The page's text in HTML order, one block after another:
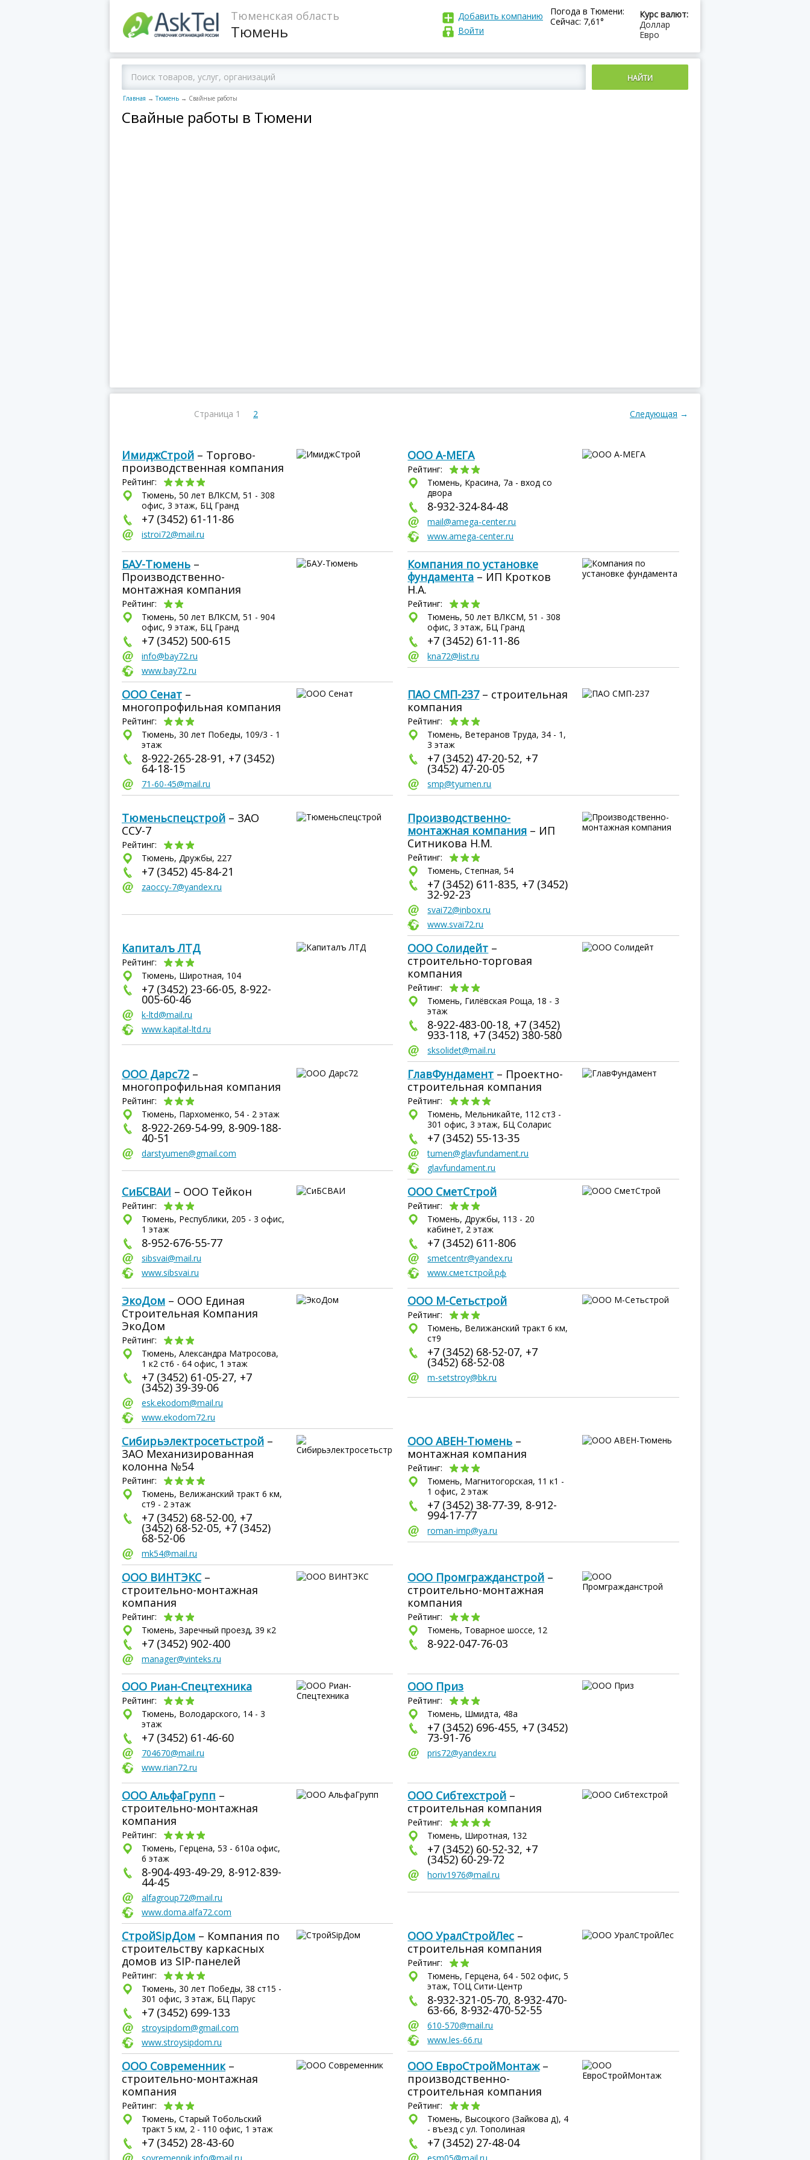
Тюменская область
Тюмень
Курс валют:
Доллар
Евро
Погода в Тюмени:
Сейчас: 7,61°
Добавить компанию
Войти
Главная → Тюмень → Свайные работы
Свайные работы в Тюмени
Следующая →
Страница 1 2
ИмиджСтрой – Торгово-
производственная компания
Рейтинг:
Тюмень, 50 лет ВЛКСМ, 51 - 308
офис, 3 этаж, БЦ Гранд
+7 (3452) 61-11-86
istroi72@mail.ru
ООО А-МЕГА
Рейтинг:
Тюмень, Красина, 7а - вход со
двора
8-932-324-84-48
mail@amega-center.ru
www.amega-center.ru
БАУ-Тюмень –
Производственно-
монтажная компания
Рейтинг:
Тюмень, 50 лет ВЛКСМ, 51 - 904
офис, 9 этаж, БЦ Гранд
+7 (3452) 500-615
info@bay72.ru
www.bay72.ru
Компания по установке
фундамента – ИП Кротков
Н.А.
Рейтинг:
Тюмень, 50 лет ВЛКСМ, 51 - 308
офис, 3 этаж, БЦ Гранд
+7 (3452) 61-11-86
kna72@list.ru
ООО Сенат –
многопрофильная компания
Рейтинг:
Тюмень, 30 лет Победы, 109/3 - 1
этаж
8-922-265-28-91, +7 (3452)
64-18-15
71-60-45@mail.ru
ПАО СМП-237– строительная
компания
Рейтинг:
Тюмень, Ветеранов Труда, 34 - 1,
3 этаж
+7 (3452) 47-20-52, +7
(3452) 47-20-05
smp@tyumen.ru
Тюменьспецстрой – ЗАО
ССУ-7
Рейтинг:
Тюмень, Дружбы, 227
+7 (3452) 45-84-21
zaoccy-7@yandex.ru
Производственно-
монтажная компания – ИП
Ситникова Н.М.
Рейтинг:
Тюмень, Степная, 54
+7 (3452) 611-835, +7 (3452)
32-92-23
svai72@inbox.ru
www.svai72.ru
Капиталъ ЛТД
Рейтинг:
Тюмень, Широтная, 104
+7 (3452) 23-66-05, 8-922-
005-60-46
k-ltd@mail.ru
www.kapital-ltd.ru
ООО Солидейт –
строительно-торговая
компания
Рейтинг:
Тюмень, Гилёвская Роща, 18 - 3
этаж
8-922-483-00-18, +7 (3452)
933-118, +7 (3452) 380-580
sksolidet@mail.ru
ООО Дарс72 –
многопрофильная компания
Рейтинг:
Тюмень, Пархоменко, 54 - 2 этаж
8-922-269-54-99, 8-909-188-
40-51
darstyumen@gmail.com
ГлавФундамент – Проектно-
строительная компания
Рейтинг:
Тюмень, Мельникайте, 112 ст3 -
301 офис, 3 этаж, БЦ Соларис
+7 (3452) 55-13-35
tumen@glavfundament.ru
glavfundament.ru
СиБСВАИ – ООО Тейкон
Рейтинг:
Тюмень, Республики, 205 - 3 офис,
1 этаж
8-952-676-55-77
sibsvai@mail.ru
www.sibsvai.ru
ООО СметСтрой
Рейтинг:
Тюмень, Дружбы, 113 - 20
кабинет, 2 этаж
+7 (3452) 611-806
smetcentr@yandex.ru
www.сметстрой.рф
ЭкоДом – ООО Единая
Строительная Компания
ЭкоДом
Рейтинг:
Тюмень, Александра Матросова,
1 к2 ст6 - 64 офис, 1 этаж
+7 (3452) 61-05-27, +7
(3452) 39-39-06
esk.ekodom@mail.ru
www.ekodom72.ru
ООО М-Сетьстрой
Рейтинг:
Тюмень, Велижанский тракт 6 км,
ст9
+7 (3452) 68-52-07, +7
(3452) 68-52-08
m-setstroy@bk.ru
Сибирьэлектросетьстрой –
ЗАО Механизированная
колонна №54
Рейтинг:
Тюмень, Велижанский тракт 6 км,
ст9 - 2 этаж
+7 (3452) 68-52-00, +7
(3452) 68-52-05, +7 (3452)
68-52-06
mk54@mail.ru
ООО АВЕН-Тюмень –
монтажная компания
Рейтинг:
Тюмень, Магнитогорская, 11 к1 -
1 офис, 2 этаж
+7 (3452) 38-77-39, 8-912-
994-17-77
roman-imp@ya.ru
ООО ВИНТЭКС–
строительно-монтажная
компания
Рейтинг:
Тюмень, Заречный проезд, 39 к2
+7 (3452) 902-400
manager@vinteks.ru
ООО Промгражданстрой –
строительно-монтажная
компания
Рейтинг:
Тюмень, Товарное шоссе, 12
8-922-047-76-03
ООО Риан-Спецтехника
Рейтинг:
Тюмень, Володарского, 14 - 3
этаж
+7 (3452) 61-46-60
704670@mail.ru
www.rian72.ru
ООО Приз
Рейтинг:
Тюмень, Шмидта, 48а
+7 (3452) 696-455, +7 (3452)
73-91-76
pris72@yandex.ru
ООО АльфаГрупп –
строительно-монтажная
компания
Рейтинг:
Тюмень, Герцена, 53 - 610а офис,
6 этаж
8-904-493-49-29, 8-912-839-
44-45
alfagroup72@mail.ru
www.doma.alfa72.com
ООО Сибтехстрой –
строительная компания
Рейтинг:
Тюмень, Широтная, 132
+7 (3452) 60-52-32, +7
(3452) 60-29-72
horiv1976@mail.ru
СтройSipДом – Компания по
строительству каркасных
домов из SIP-панелей
Рейтинг:
Тюмень, 30 лет Победы, 38 ст15 -
301 офис, 3 этаж, БЦ Парус
+7 (3452) 699-133
stroysipdom@gmail.com
www.stroysipdom.ru
ООО УралСтройЛес –
строительная компания
Рейтинг:
Тюмень, Герцена, 64 - 502 офис, 5
этаж, ТОЦ Сити-Центр
8-932-321-05-70, 8-932-470-
63-66, 8-932-470-52-55
610-570@mail.ru
www.les-66.ru
ООО Современник–
строительно-монтажная
компания
Рейтинг:
Тюмень, Старый Тобольский
тракт 5 км, 2 - 110 офис, 1 этаж
+7 (3452) 28-43-60
ООО ЕвроСтройМонтаж–
производственно-
строительная компания
Рейтинг:
Тюмень, Высоцкого (Зайкова д), 4
- въезд с ул. Тополиная
+7 (3452) 27-48-04